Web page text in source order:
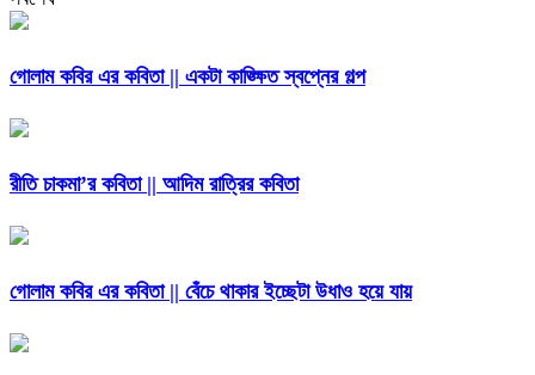
গোলাম কবির এর কবিতা || একটা কাঙ্ক্ষিত স্বপ্নের গল্প
রীতি চাকমা’র কবিতা || আদিম রাত্রির কবিতা
গোলাম কবির এর কবিতা || বেঁচে থাকার ইচ্ছেটা উধাও হয়ে যায়